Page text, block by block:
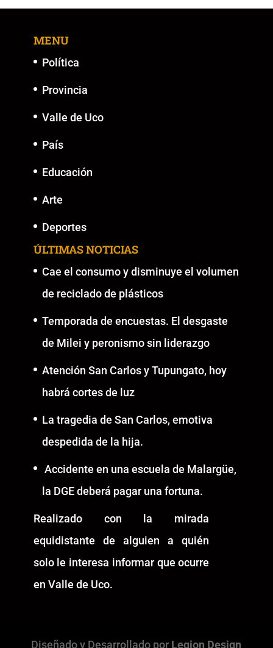
MENU
Política
Provincia
Valle de Uco
País
Educación
Arte
Deportes
ÚLTIMAS NOTICIAS
Cae el consumo y disminuye el volumen
de reciclado de plásticos
Temporada de encuestas. El desgaste
de Milei y peronismo sin liderazgo
Atención San Carlos y Tupungato, hoy
habrá cortes de luz
La tragedia de San Carlos, emotiva
despedida de la hija.
Accidente en una escuela de Malargüe,
la DGE deberá pagar una fortuna.
Realizado con la mirada
equidistante de alguien a quién
solo le interesa informar que ocurre
en Valle de Uco.
Diseñado y Desarrollado por Legion Design